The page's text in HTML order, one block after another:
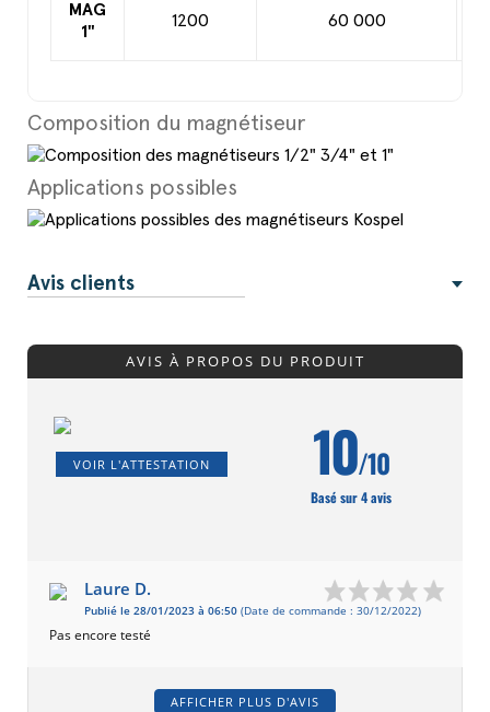
MAG
1"
1200 60 000
Composition du magnétiseur
Applications possibles
Avis clients
AVIS À PROPOS DU PRODUIT
VOIR L'ATTESTATION 10/10
Basé sur 4 avis
Laure D.
Publié le 28/01/2023 à 06:50 (Date de commande : 30/12/2022)
Pas encore testé
AFFICHER PLUS D'AVIS